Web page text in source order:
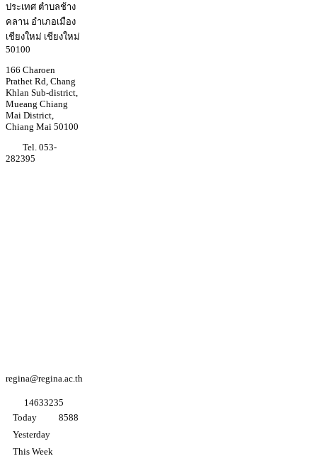
ประเทศ ตำบลช้าง
คลาน อำเภอเมือง
เชียงใหม่ เชียงใหม่
50100
166 Charoen
Prathet Rd, Chang
Khlan Sub-district,
Mueang Chiang
Mai District,
Chiang Mai 50100
Tel. 053-
282395
regina@regina.ac.th
1 4633235
Today
Yesterday
This Week
8588